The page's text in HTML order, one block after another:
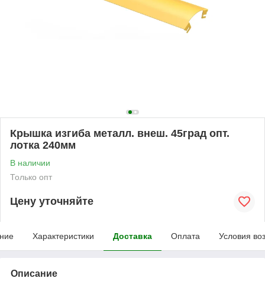
Крышка изгиба металл. внеш. 45град опт.
лотка 240мм
В наличии
Только опт
Цену уточняйте
Характеристики Доставка Оплата Условия
Описание